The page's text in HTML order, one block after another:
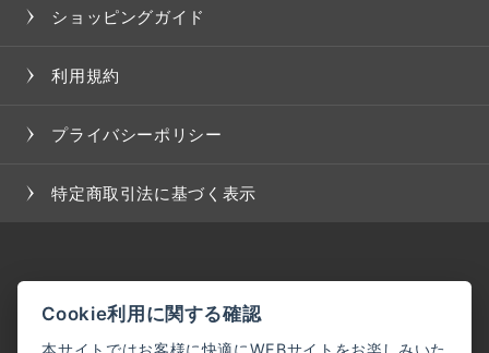
ショッピングガイド
利用規約
プライバシーポリシー
特定商取引法に基づく表示
Cookie利用に関する確認
本サイトではお客様に快適にWEBサイトをお楽しみいた